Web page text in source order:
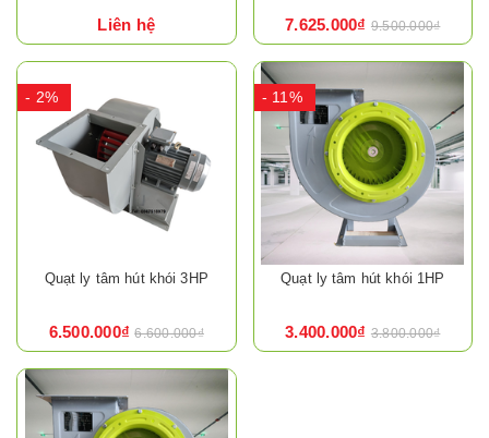
Liên hệ 7.625.000₫ 9.500.000₫
- 2%
Quạt ly tâm hút khói 3HP
6.500.000₫ 6.600.000₫
- 11%
Quạt ly tâm hút khói 1HP
3.400.000₫ 3.800.000₫